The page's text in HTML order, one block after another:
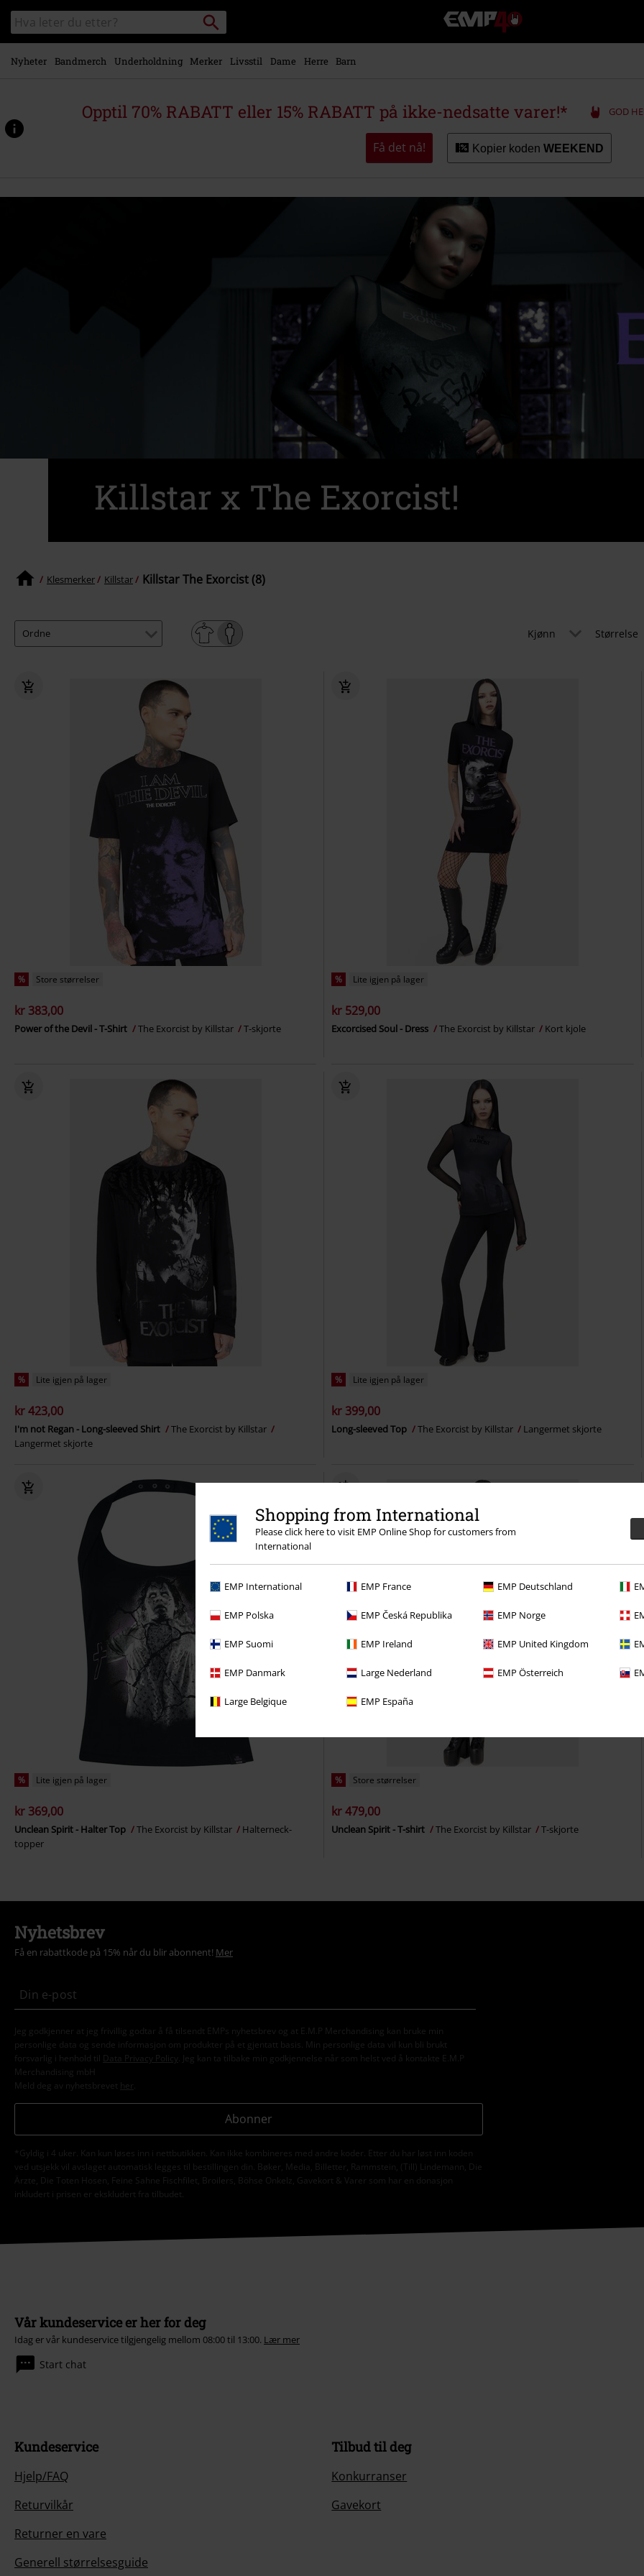
Shopping from International
Please click here to visit EMP Online Shop for customers from
International
EMP International EMP France EMP Deutschland
EMP Polska EMP Česká Republika EMP Norge
EMP Suomi EMP Ireland EMP United Kingdom
EMP Danmark Large Nederland EMP Österreich
Large Belgique EMP España
Skipp til
hovedinnhold
Søk
i
katalogen
Søk
EMP
-
Musikk,
merch
Alternativ
mote
Nyheter Bandmerch Underholdning Merker Livsstil Dame Herre Barn
Opptil 70% RABATT eller 15% RABATT på ikke-nedsatte varer!* GOD
Få det nå! Kopier koden WEEKEND
Killstar x The Exorcist!
Klesmerker Killstar Killstar The Exorcist (8)
Kjønn Størrelse
% Store størrelser
kr 383,00
Power of the Devil - T-Shirt The Exorcist by Killstar T-skjorte
% Lite igjen på lager
kr 529,00
Excorcised Soul - Dress The Exorcist by Killstar Kort kjole
% Lite igjen på lager
kr 423,00
I'm not Regan - Long-sleeved Shirt
The Exorcist by Killstar
Langermet skjorte
% Lite igjen på lager
kr 399,00
Long-sleeved Top The Exorcist by Killstar Langermet skjorte
% Lite igjen på lager
kr 369,00
Unclean Spirit - Halter Top The Exorcist by Killstar
Halterneck-
topper
% Store størrelser
kr 479,00
Unclean Spirit - T-shirt The Exorcist by Killstar T-skjorte
Nyhetsbrev
Få en rabattkode på 15% når du blir abonnent! Mer
Jeg godkjenner at jeg frivillig godtar å få tilsendt EMPs nyhetsbrev og at E.M.P Merchandising kan bruke min
personlige data og sende informasjon om produkter på et gjentatt basis. Min personlige data vil kun bli brukt
forsvarlig i henhold til
Data Privacy Policy
. Jeg kan ta tilbake min godkjennelse når som helst ved å kontakte E.M.P
Merchandising mbH
Meld deg av nyhetsbrevet her
Abonner
*Gyldig i 4 uker. Kan kun løses inn i nettbutikken. Kan ikke kombineres med andre koder. Etter du har løst inn koden
ved utsjekk vil avslaget automatisk legges til bestillingen din. Bøker, Media, Billetter, Rammstein, (Till) Lindemann, Die
Ärzte, Die Toten Hosen, Feine Sahne Fischfilet, Broilers, Böhse Onkelz, Gavekort & Varer som har en donasjon
inkludert i prisen er ekskludert fra tilbudet.
Vår kundeservice er her for deg
Idag er vår kundeservice tilgjengelig mellom 08:00 til 13:00. Lær mer
Start chat
Kundeservice
Hjelp/FAQ
Returvilkår
Returner en vare
Generell størrelsesguide
Tilbud til deg
Konkurranser
Gavekort